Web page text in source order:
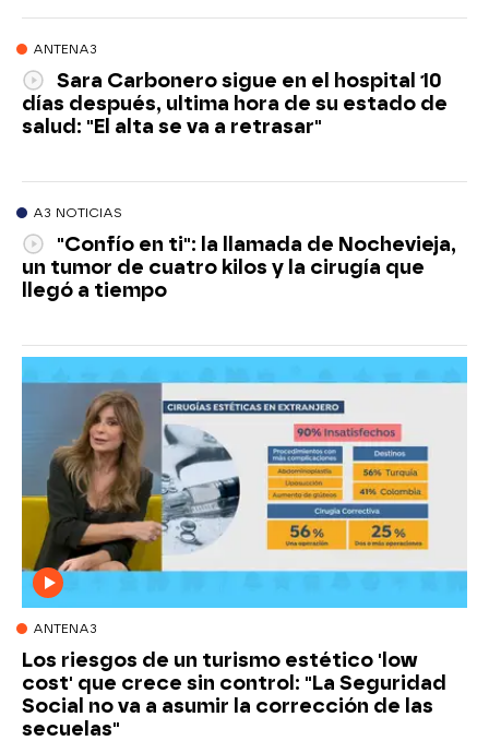
ANTENA3
Sara Carbonero sigue en el hospital 10
días después, ultima hora de su estado de
salud: "El alta se va a retrasar"
A3 NOTICIAS
"Confío en ti": la llamada de Nochevieja,
un tumor de cuatro kilos y la cirugía que
llegó a tiempo
ANTENA3
Los riesgos de un turismo estético 'low
cost' que crece sin control: "La Seguridad
Social no va a asumir la corrección de las
secuelas"